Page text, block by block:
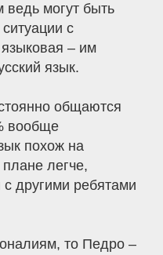
ведь могут быть
с
– им
язык.
общаются
вообще
похож на
легче,
другими ребятами
то Педро –